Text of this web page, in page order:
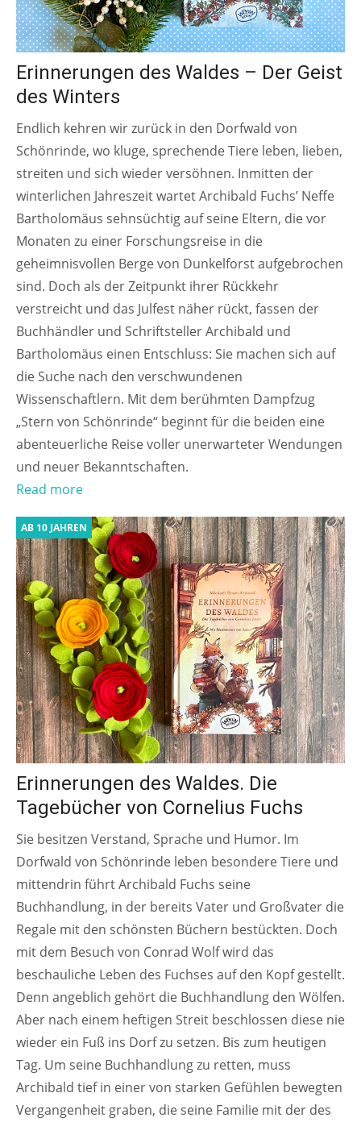
Erinnerungen des Waldes – Der Geist
des Winters
Endlich kehren wir zurück in den Dorfwald von
Schönrinde, wo kluge, sprechende Tiere leben, lieben,
streiten und sich wieder versöhnen. Inmitten der
winterlichen Jahreszeit wartet Archibald Fuchs’ Neffe
Bartholomäus sehnsüchtig auf seine Eltern, die vor
Monaten zu einer Forschungsreise in die
geheimnisvollen Berge von Dunkelforst aufgebrochen
sind. Doch als der Zeitpunkt ihrer Rückkehr
verstreicht und das Julfest näher rückt, fassen der
Buchhändler und Schriftsteller Archibald und
Bartholomäus einen Entschluss: Sie machen sich auf
die Suche nach den verschwundenen
Wissenschaftlern. Mit dem berühmten Dampfzug
„Stern von Schönrinde“ beginnt für die beiden eine
abenteuerliche Reise voller unerwarteter Wendungen
und neuer Bekanntschaften.
Read more
AB 10 JAHREN
Erinnerungen des Waldes. Die
Tagebücher von Cornelius Fuchs
Sie besitzen Verstand, Sprache und Humor. Im
Dorfwald von Schönrinde leben besondere Tiere und
mittendrin führt Archibald Fuchs seine
Buchhandlung, in der bereits Vater und Großvater die
Regale mit den schönsten Büchern bestückten. Doch
mit dem Besuch von Conrad Wolf wird das
beschauliche Leben des Fuchses auf den Kopf gestellt.
Denn angeblich gehört die Buchhandlung den Wölfen.
Aber nach einem heftigen Streit beschlossen diese nie
wieder ein Fuß ins Dorf zu setzen. Bis zum heutigen
Tag. Um seine Buchhandlung zu retten, muss
Archibald tief in einer von starken Gefühlen bewegten
Vergangenheit graben, die seine Familie mit der des